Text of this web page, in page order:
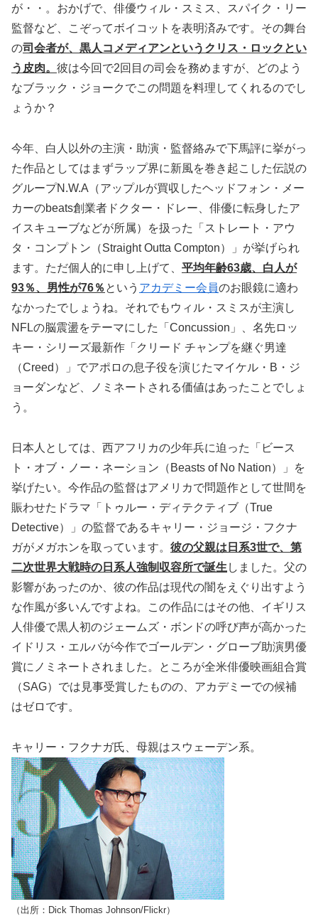
が・・。おかげで、俳優ウィル・スミス、スパイク・リー
監督など、こぞってボイコットを表明済みです。その舞台
の司会者が、黒人コメディアンというクリス・ロックとい
う皮肉。 彼は今回で2回目の司会を務めますが、どのよう
なブラック・ジョークでこの問題を料理してくれるのでし
ょうか？
今年、白人以外の主演・助演・監督絡みで下馬評に挙がっ
た作品としてはまずラップ界に新風を巻き起こした伝説の
グループN.W.A（アップルが買収したヘッドフォン・メー
カーのbeats創業者ドクター・ドレー、俳優に転身したア
イスキューブなどが所属）を扱った「ストレート・アウ
タ・コンプトン（Straight Outta Compton）」が挙げられ
ます。ただ個人的に申し上げて、 平均年齢63歳、白人が
93％、男性が76％ という アカデミー会員のお眼鏡に適わ
なかったでしょうね。それでもウィル・スミスが主演し
NFLの脳震盪をテーマにした「Concussion」、名先ロッ
キー・シリーズ最新作「クリード チャンプを継ぐ男達
（Creed）」でアポロの息子役を演じたマイケル・B・ジ
ョーダンなど、ノミネートされる価値はあったことでしょ
う。
日本人としては、西アフリカの少年兵に迫った「ビース
ト・オブ・ノー・ネーション（Beasts of No Nation）」を
挙げたい。今作品の監督はアメリカで問題作として世間を
賑わせたドラマ「トゥルー・ディテクティブ（True
Detective）」の監督であるキャリー・ジョージ・フクナ
ガがメガホンを取っています。 彼の父親は日系3世で、第
二次世界大戦時の日系人強制収容所で誕生 しました。父の
影響があったのか、彼の作品は現代の闇をえぐり出すよう
な作風が多いんですよね。この作品にはその他、イギリス
人俳優で黒人初のジェームズ・ボンドの呼び声が高かった
イドリス・エルバが今作でゴールデン・グローブ助演男優
賞にノミネートされました。ところが全米俳優映画組合賞
（SAG）では見事受賞したものの、アカデミーでの候補
はゼロです。
キャリー・フクナガ氏、母親はスウェーデン系。
（出所：Dick Thomas Johnson/Flickr）